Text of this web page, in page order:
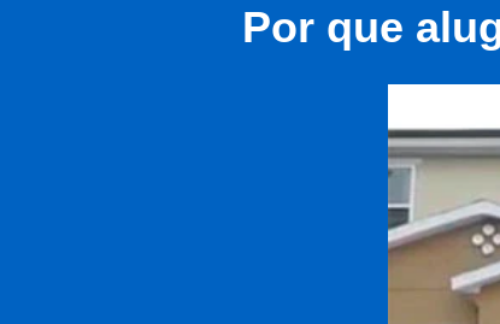
Por que